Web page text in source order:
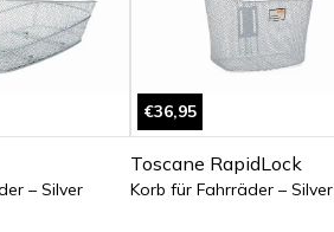
– Silver
€36,95
Toscane RapidLock
Korb für Fahrräder – Silver